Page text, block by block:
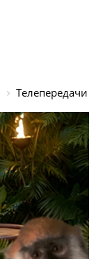
Телепередачи